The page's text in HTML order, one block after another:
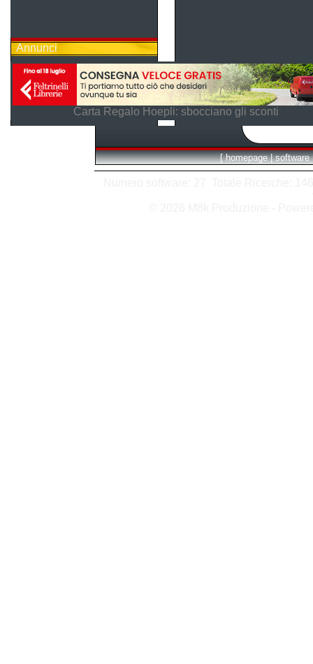
Annunci
Carta Regalo Hoepli: sbocciano gli sconti
[ homepage | software